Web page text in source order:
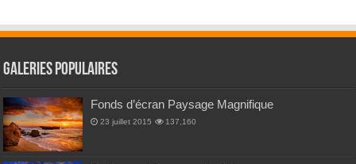
Galeries Populaires
Fonds d’écran Paysage Magnifique
23 juillet 2015 137,160